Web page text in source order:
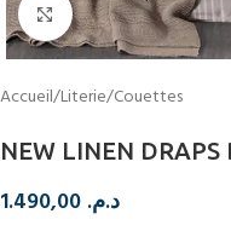
Cliquez pour agrandir
Accueil/Literie/Couettes
NEW LINEN
د.م.